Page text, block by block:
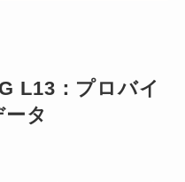
L13：プロバイ
タ